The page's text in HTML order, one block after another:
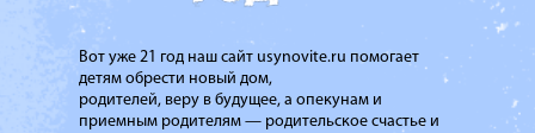
Вот уже 21 год наш сайт usynovite.ru помогает
детям обрести новый дом,
родителей, веру в будущее, а опекунам и
приемным родителям — родительское счастье и